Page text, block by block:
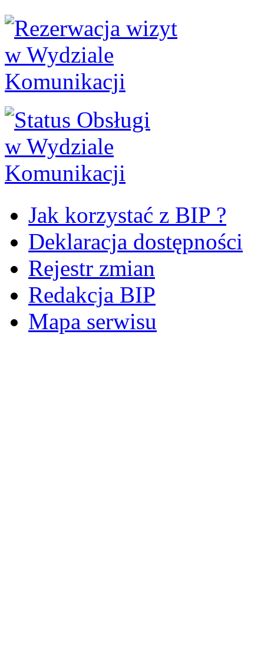
Jak korzystać z BIP ?
Deklaracja dostępności
Rejestr zmian
Redakcja BIP
Mapa serwisu